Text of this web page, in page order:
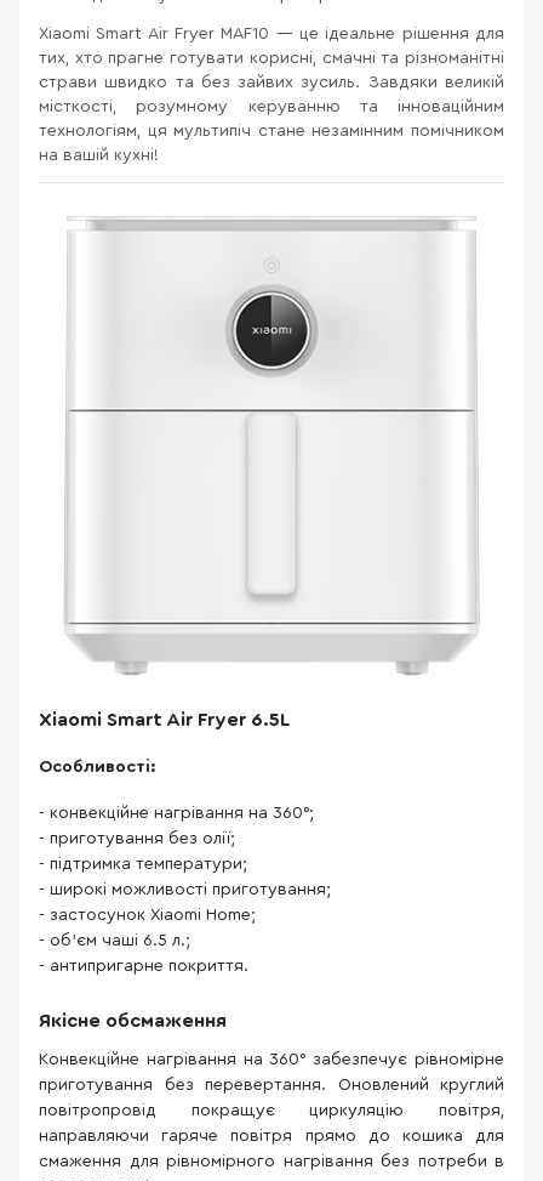
Xiaomi Smart Air Fryer MAF10 — це ідеальне рішення для
тих, хто прагне готувати корисні, смачні та різноманітні
страви швидко та без зайвих зусиль. Завдяки великій
місткості, розумному керуванню та інноваційним
технологіям, ця мультипіч стане незамінним помічником
на вашій кухні!
Xiaomi Smart Air Fryer 6.5L
Особливості:
- конвекційне нагрівання на 360°;
- приготування без олії;
- підтримка температури;
- широкі можливості приготування;
- застосунок Xiaomi Home;
- об'єм чаші 6.5 л.;
- антипригарне покриття.
Якісне обсмаження
Конвекційне нагрівання на 360° забезпечує рівномірне
приготування без перевертання. Оновлений круглий
повітропровід покращує циркуляцію повітря,
направляючи гаряче повітря прямо до кошика для
смаження для рівномірного нагрівання без потреби в